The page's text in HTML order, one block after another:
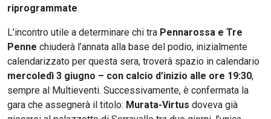
riprogrammate.
L’incontro utile a determinare chi tra Pennarossa e Tre
Penne chiuderà l’annata alla base del podio, inizialmente
calendarizzato per questa sera, troverà spazio in calendario
mercoledì 3 giugno – con calcio d’inizio alle ore 19:30,
sempre al Multieventi. Successivamente, è confermata la
gara che assegnerà il titolo: Murata-Virtus doveva già